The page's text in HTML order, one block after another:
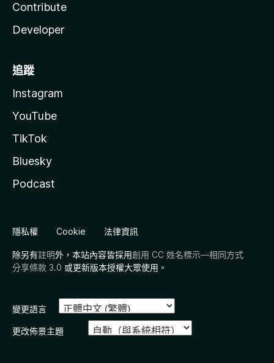
Contribute
Developer
追蹤
Instagram
YouTube
TikTok
Bluesky
Podcast
隱私權 Cookie 法律資訊
除另有註明外，本站內容皆採用創用 CC 姓名標示—相同方式
分享條款 3.0 或更新版本授權大眾使用。
變更語言
更改佈景主題